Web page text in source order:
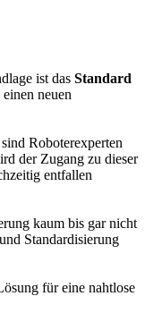
ist das Standard
neuen
Roboterexperten
der Zugang zu dieser
entfallen
kaum bis gar nicht
Standardisierung
für eine nahtlose